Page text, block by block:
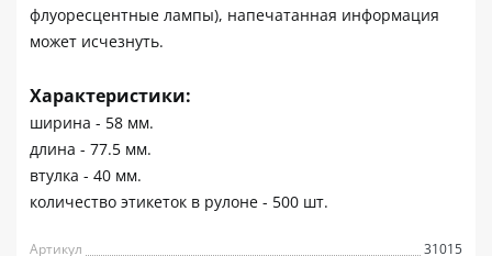
флуоресцентные лампы), напечатанная информация
может исчезнуть.
Характеристики:
ширина - 58 мм.
длина - 77.5 мм.
втулка - 40 мм.
количество этикеток в рулоне - 500 шт.
Артикул 31015